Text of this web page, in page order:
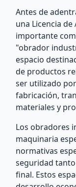
Antes de
una Licencia
importante
"obrador
espacio
de productos
ser utilizado
fabricación,
materiales y
Los obradores
maquinaria
normativas
seguridad
final. Estos